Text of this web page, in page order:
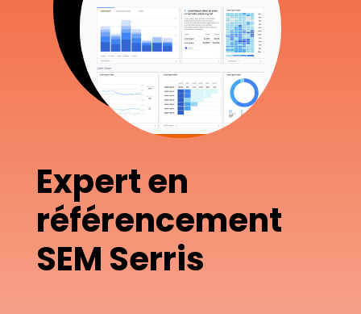
Expert en
référencement
SEM Serris